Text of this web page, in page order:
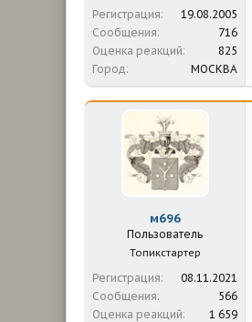
Регистрация
19.08.2005
Сообщения
716
Оценка реакций
825
Город
МОСКВА
м696
Пользователь
Топикстартер
Регистрация
08.11.2021
Сообщения
566
Оценка реакций
1 659